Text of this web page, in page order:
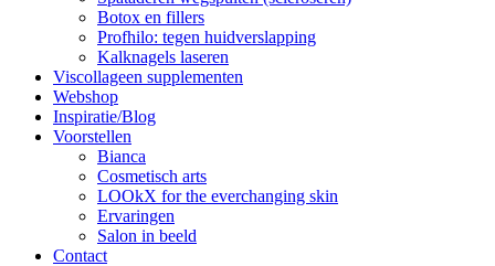
Botox en fillers
Profhilo: tegen huidverslapping
Kalknagels laseren
Viscollageen supplementen
Webshop
Inspiratie/Blog
Voorstellen
Bianca
Cosmetisch arts
LOOkX for the everchanging skin
Ervaringen
Salon in beeld
Contact